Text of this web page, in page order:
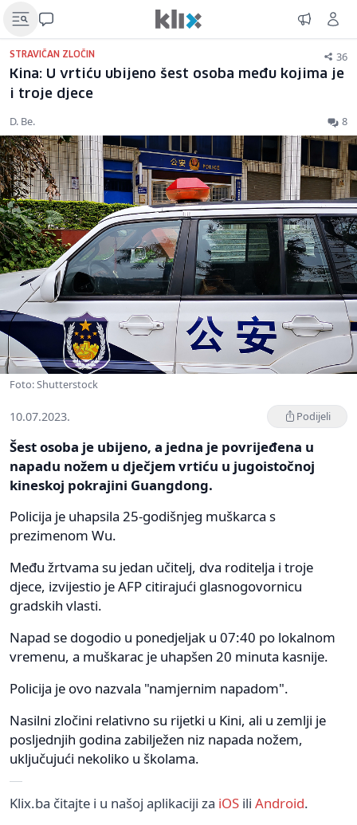
STRAVIČAN ZLOČIN 36
Kina: U vrtiću ubijeno šest osoba među kojima je
i troje djece
D. Be. 8
Foto: Shutterstock
10.07.2023. Podijeli
Šest osoba je ubijeno, a jedna je povrijeđena u
napadu nožem u dječjem vrtiću u jugoistočnoj
kineskoj pokrajini Guangdong.
Policija je uhapsila 25-godišnjeg muškarca s
prezimenom Wu.
Među žrtvama su jedan učitelj, dva roditelja i troje
djece, izvijestio je AFP citirajući glasnogovornicu
gradskih vlasti.
Napad se dogodio u ponedjeljak u 07:40 po lokalnom
vremenu, a muškarac je uhapšen 20 minuta kasnije.
Policija je ovo nazvala "namjernim napadom".
Nasilni zločini relativno su rijetki u Kini, ali u zemlji je
posljednjih godina zabilježen niz napada nožem,
uključujući nekoliko u školama.
Klix.ba čitajte i u našoj aplikaciji za iOS ili Android.